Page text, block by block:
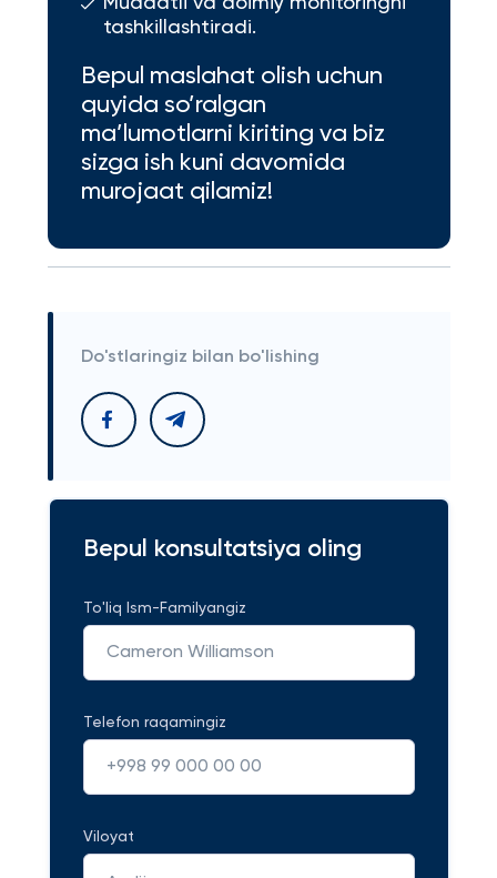
tashkillashtiradi.
Bepul maslahat olish uchun
quyida so’ralgan
ma’lumotlarni kiriting va biz
sizga ish kuni davomida
murojaat qilamiz!
Do'stlaringiz bilan bo'lishing
Bepul konsultatsiya oling
To'liq Ism-Familyangiz
Telefon raqamingiz
Viloyat